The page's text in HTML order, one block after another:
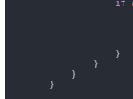
                    if
                    }
                }
            }
        }